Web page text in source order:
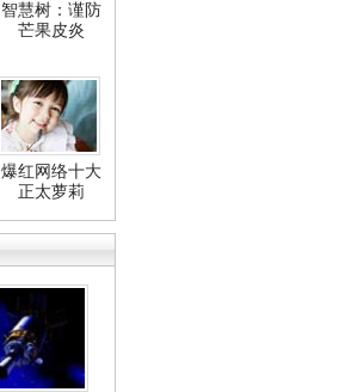
智慧树：谨防
芒果皮炎
爆红网络十大
正太萝莉